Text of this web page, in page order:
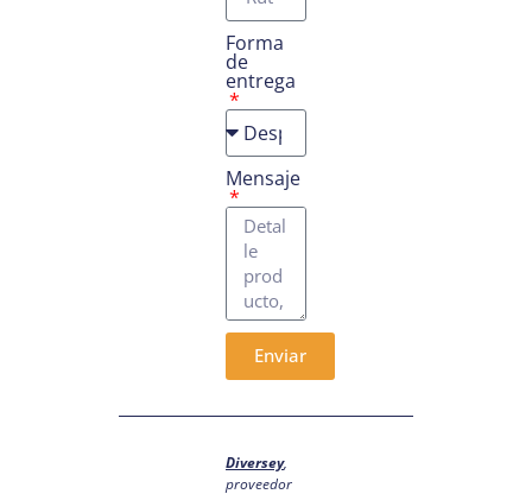
Forma
de
entrega
Mensaje
Enviar
Diversey,
proveedor